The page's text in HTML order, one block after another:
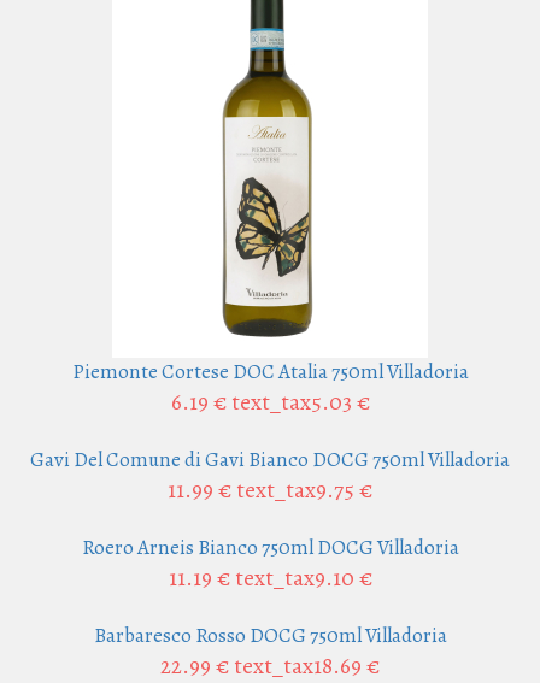
Piemonte Cortese DOC Atalia 750ml Villadoria
6.19 € text_tax5.03 €
Gavi Del Comune di Gavi Bianco DOCG 750ml Villadoria
11.99 €text_tax9.75 €
Roero Arneis Bianco 750ml DOCG Villadoria
11.19 € text_tax9.10 €
Barbaresco Rosso DOCG 750ml Villadoria
22.99 €text_tax18.69 €